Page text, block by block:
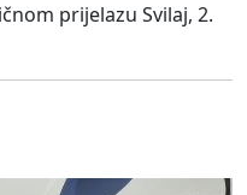
prijelazu Svilaj, 2.